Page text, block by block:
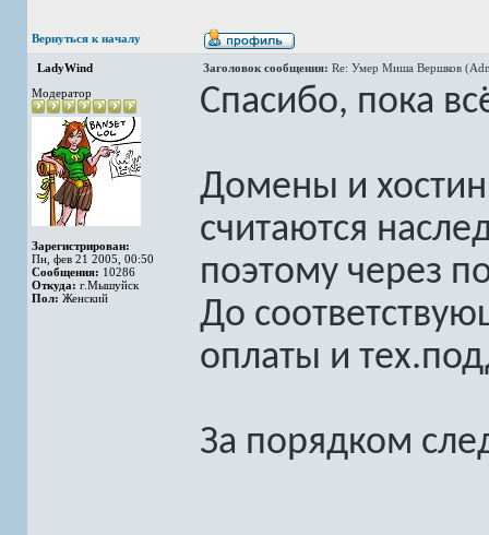
Вернуться к началу
LadyWind Заголовок сообщения: Re: Умер Миша Вершков
Модератор
Зарегистрирован:
Пн, фев 21 2005, 00:50
Сообщения: 10286
Откуда: г.Мышуйск
Пол: Женский
Спасибо, пока
Домены и
считаются
поэтому через
До
оплаты и
За порядком